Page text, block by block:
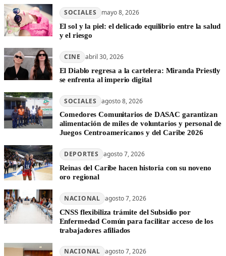
SOCIALES mayo 8, 2026
El sol y la piel: el delicado equilibrio entre la salud
y el riesgo
CINE abril 30, 2026
El Diablo regresa a la cartelera: Miranda Priestly
se enfrenta al imperio digital
SOCIALES agosto 8, 2026
Comedores Comunitarios de DASAC garantizan
alimentación de miles de voluntarios y personal de
Juegos Centroamericanos y del Caribe 2026
DEPORTES agosto 7, 2026
Reinas del Caribe hacen historia con su noveno
oro regional
NACIONAL agosto 7, 2026
CNSS flexibiliza trámite del Subsidio por
Enfermedad Común para facilitar acceso de los
trabajadores afiliados
NACIONAL agosto 7, 2026